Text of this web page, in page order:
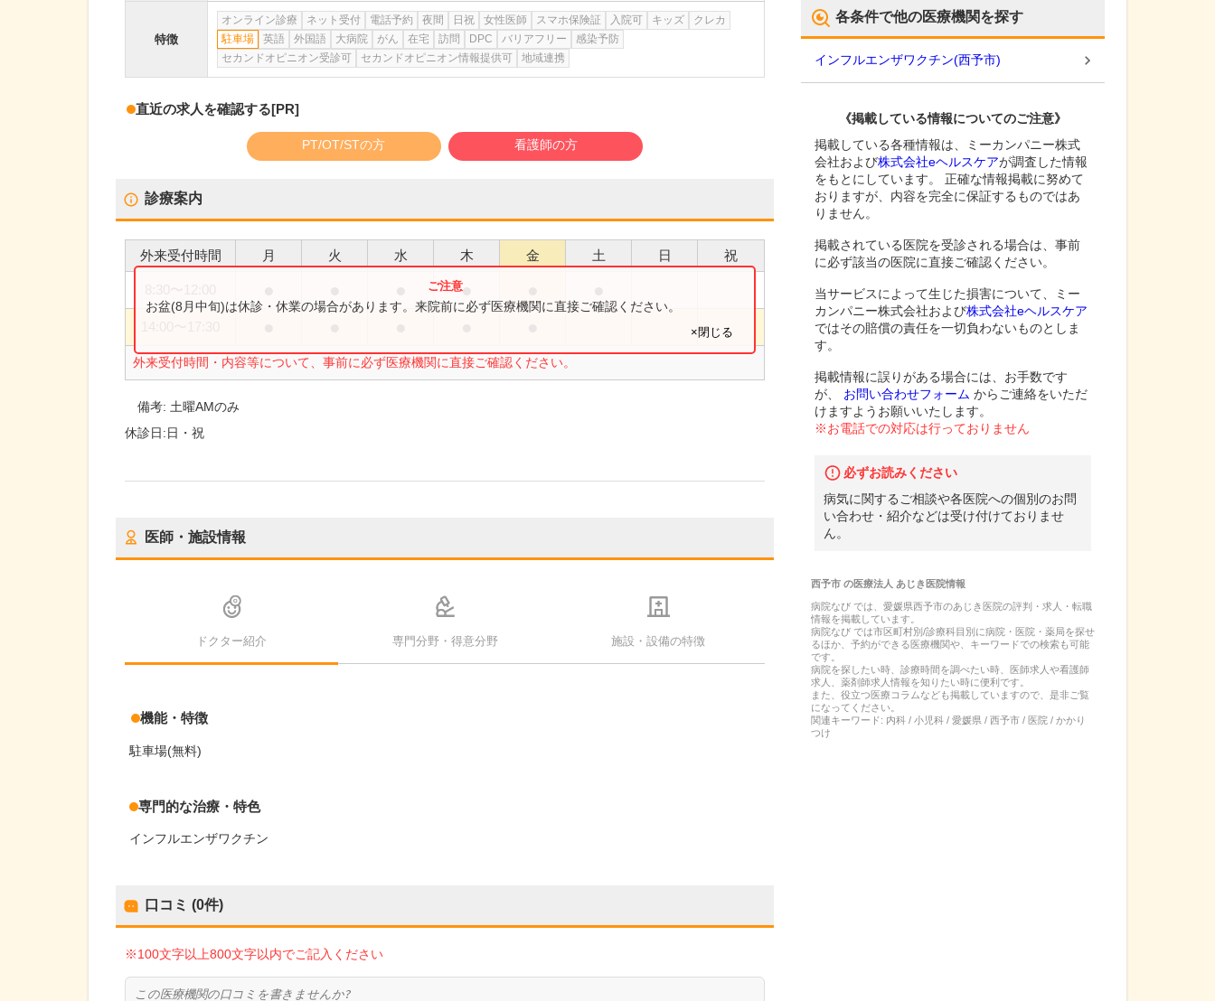
特徴
オンライン診療 ネット受付 電話予約 夜間 日祝 女性医師 スマホ保険証 入院可 キッズ
クレカ
駐車場
英語 外国語 大病院 がん 在宅 訪問 DPC バリアフリー
感染予防
セカンドオピニオン受診可
セカンドオピニオン情報提供可 地域連携
直近の求人を確認する[PR]
PT/OT/STの方 看護師の方
診療案内
外来受付時間 月 火 水 木 金 土 日 祝
●
外来受付時間・内容等について、事前に必ず医療機関に直接ご確認ください。
お盆(8月中旬)は休診・休業の場合があります。来院前に必ず医療機関に直接ご確認ください。
×閉じる
備考: 土曜AMのみ
休診日:日・祝
医師・施設情報
ドクター紹介 専門分野・得意分野 施設・設備の特徴
機能・特徴
駐車場(無料)
専門的な治療・特色
インフルエンザワクチン
口コミ (0件)
※100文字以上800文字以内でご記入ください
各条件で他の医療機関を探す
インフルエンザワクチン(西予市)
《掲載している情報についてのご注意》
掲載している各種情報は、ミーカンパニー株式
会社および株式会社eヘルスケアが調査した情報
をもとにしています。 正確な情報掲載に努めて
おりますが、内容を完全に保証するものではあ
りません。
掲載されている医院を受診される場合は、事前
に必ず該当の医院に直接ご確認ください。
当サービスによって生じた損害について、ミー
カンパニー株式会社および株式会社eヘルスケア
ではその賠償の責任を一切負わないものとしま
す。
掲載情報に誤りがある場合には、お手数です
が、
お問い合わせフォーム からご連絡をいただ
けますようお願いいたします。
※お電話での対応は行っておりません
必ずお読みください
病気に関するご相談や各医院への個別のお問
い合わせ・紹介などは受け付けておりませ
ん。
西予市の医療法人 あじき医院情報
病院なび では、 愛媛県西予市のあじき医院の評判・求人・転職
情報を掲載しています。
病院なび では市区町村別/診療科目別に病院・医院・薬局を探せ
るほか、予約ができる医療機関や、キーワードでの検索も可能
です。
病院を探したい時、診療時間を調べたい時、医師求人や看護師
求人、薬剤師求人情報を知りたい時に便利です。
また、役立つ医療コラムなども掲載していますので、是非ご覧
になってください。
関連キーワード: 内科 / 小児科 / 愛媛県 / 西予市 / 医院 / かかり
つけ